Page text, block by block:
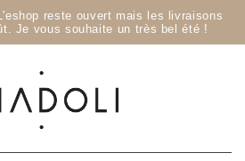
reste ouvert mais les livraisons
Je vous souhaite un très bel été !